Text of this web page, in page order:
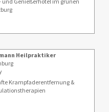
Heilpraktiker
Krampfaderentfernung &